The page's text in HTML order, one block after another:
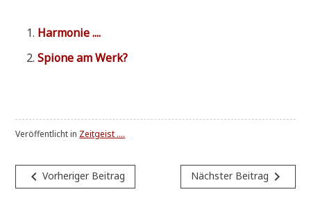
Har­mo­nie ....
Spio­ne am Werk?
Veröffentlicht in Zeitgeist ....
Beitragsnavigation
navigate_beforeVorheriger Beitrag Nächster Beitrag navigate_next